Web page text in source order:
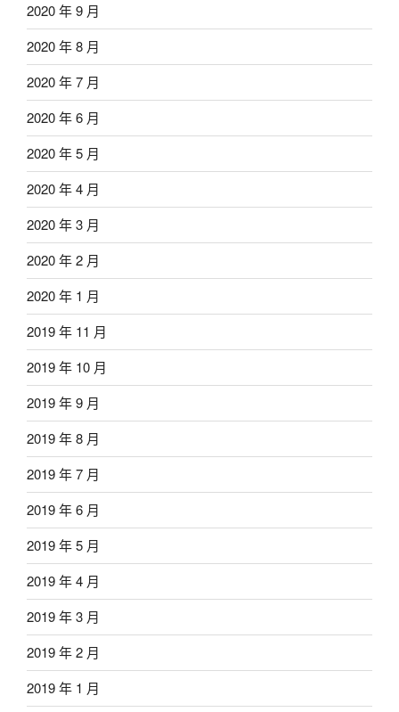
2020 年 9 月
2020 年 8 月
2020 年 7 月
2020 年 6 月
2020 年 5 月
2020 年 4 月
2020 年 3 月
2020 年 2 月
2020 年 1 月
2019 年 11 月
2019 年 10 月
2019 年 9 月
2019 年 8 月
2019 年 7 月
2019 年 6 月
2019 年 5 月
2019 年 4 月
2019 年 3 月
2019 年 2 月
2019 年 1 月